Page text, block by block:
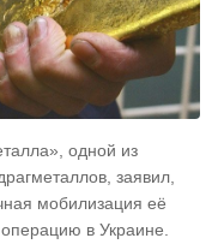
одной из
заявил,
мобилизация её
в Украине.